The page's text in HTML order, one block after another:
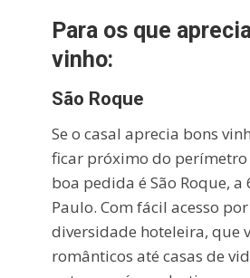
Para os que
vinho:
São Roque
Se o casal aprecia bons
ficar próximo do
boa pedida é São Roque, a
Paulo. Com fácil acesso
diversidade hoteleira, que
românticos até casas de